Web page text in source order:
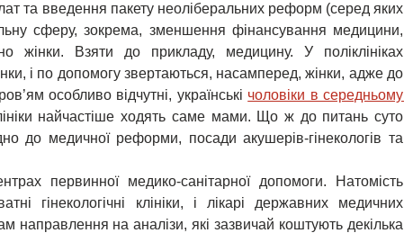
та введення пакету неоліберальних реформ (серед яких
сферу, зокрема, зменшення фінансування медицини,
жінки. Взяти до прикладу, медицину. У поліклініках
і по допомогу звертаються, насамперед, жінки, адже до
особливо відчутні, українські чоловіки в середньому
найчастіше ходять саме мами. Що ж до питань суто
до медичної реформи, посади акушерів-гінекологів та
первинної медико-санітарної допомоги. Натомість
гінекологічні клініки, і лікарі державних медичних
направлення на аналізи, які зазвичай коштують декілька